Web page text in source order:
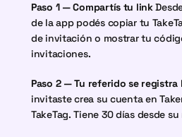
Paso 1 — Compartís tu link
de la app podés copiar tu
de invitación o mostrar tu
invitaciones.
Paso 2 — Tu referido se registra
invitaste crea su cuenta en
TakeTag. Tiene 30 días desde